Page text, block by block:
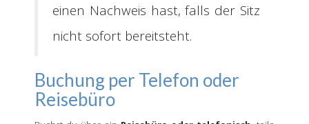
einen Nachweis hast, falls der Sitz
nicht sofort bereitsteht.
Buchung per Telefon oder
Reisebüro